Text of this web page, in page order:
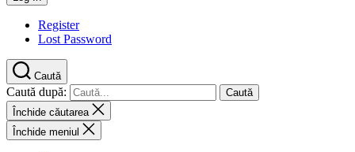
Register
Lost Password
Caută
Caută după:
Închide căutarea
Închide meniul